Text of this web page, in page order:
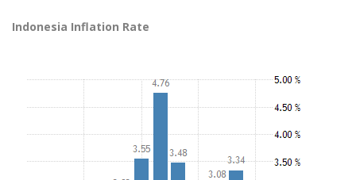
Indonesia Inflation Rate